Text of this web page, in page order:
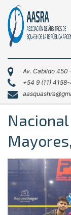
Av. Cabildo 450
+54 9 (11)